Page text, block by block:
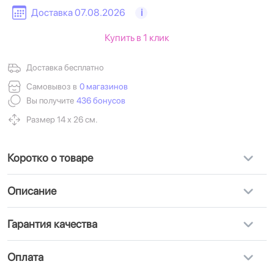
Доставка 07.08.2026 i
Доставка бесплатно
Самовывоз в 0 магазинов
Вы получите 436 бонусов
Размер 14 х 26 см.
Купить в 1 клик
Коротко о товаре
Описание
Гарантия качества
Оплата